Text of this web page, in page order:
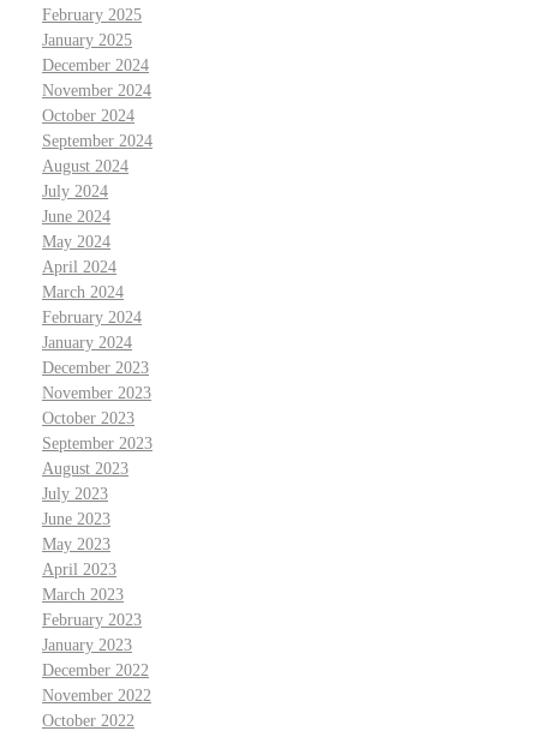
February 2025
January 2025
December 2024
November 2024
October 2024
September 2024
August 2024
July 2024
June 2024
May 2024
April 2024
March 2024
February 2024
January 2024
December 2023
November 2023
October 2023
September 2023
August 2023
July 2023
June 2023
May 2023
April 2023
March 2023
February 2023
January 2023
December 2022
November 2022
October 2022